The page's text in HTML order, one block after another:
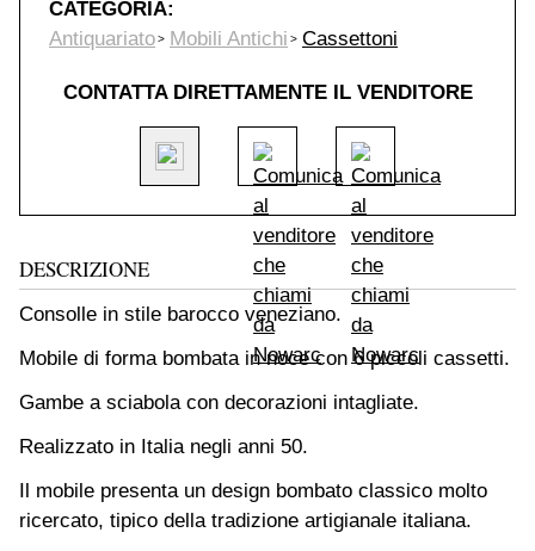
CATEGORIA:
Antiquariato
Mobili Antichi Cassettoni
CONTATTA DIRETTAMENTE IL VENDITORE
DESCRIZIONE
Consolle in stile barocco veneziano.
Mobile di forma bombata in noce con 6 piccoli cassetti.
Gambe a sciabola con decorazioni intagliate.
Realizzato in Italia negli anni 50.
Il mobile presenta un design bombato classico molto
ricercato, tipico della tradizione artigianale italiana.